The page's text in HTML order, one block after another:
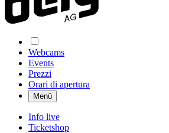
Webcams
Events
Prezzi
Orari di apertura
Menü
Info live
Ticketshop